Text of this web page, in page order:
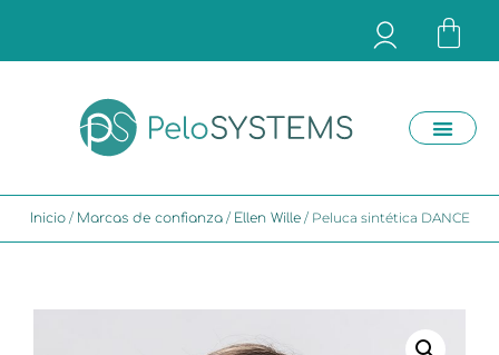
Inicio/ Marcas de confianza/ Ellen Wille/ Peluca sintética DANCE